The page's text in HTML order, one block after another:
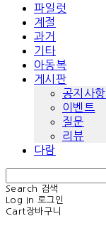
파일럿
계절
과거
기타
아동복
게시판
공지사항
이벤트
질문
리뷰
다람
Search
검색
Log In 로그인
Cart장바구니